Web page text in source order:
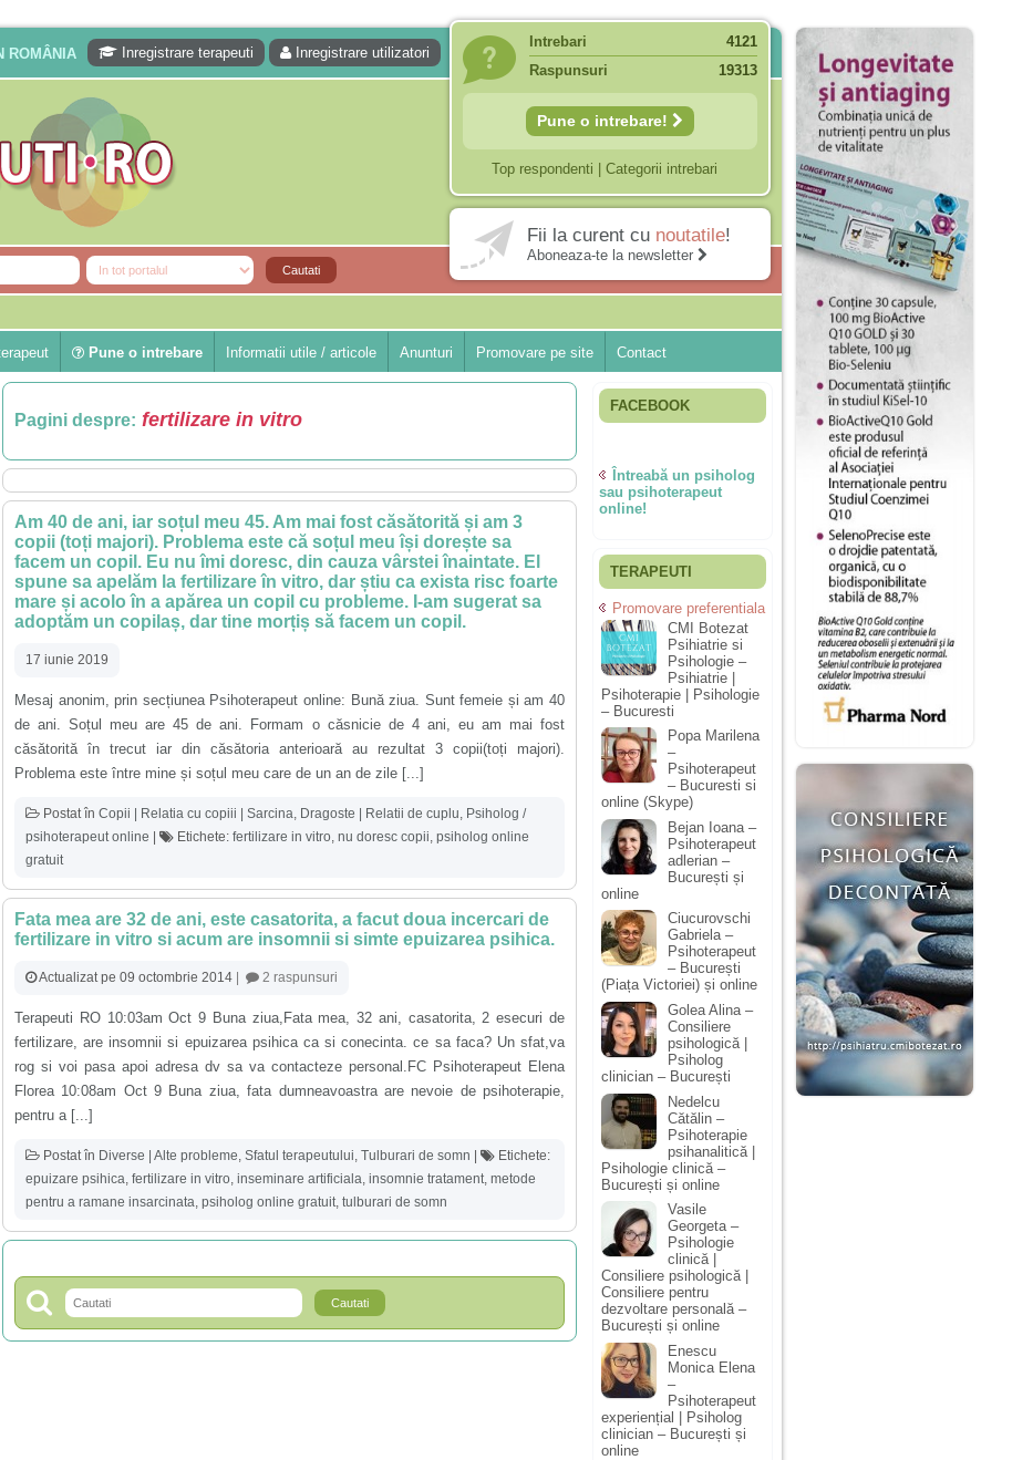
ROMÂNIA Inregistrare terapeuti Inregistrare utilizatori
Intrebari
4121
Raspunsuri
19313
Pune o intrebare!
Top respondenti Categorii intrebari
Fii la curent cu noutatile!
Aboneaza-te la newsletter
Pune o intrebare Informatii utile / articole Anunturi Promovare pe site Contact
Pagini despre: fertilizare in vitro
Am 40 de ani, iar soțul meu 45. Am mai fost căsătorită și am 3
copii (toți majori). Problema este că soțul meu își dorește sa
facem un copil. Eu nu îmi doresc, din cauza vârstei înaintate. El
spune sa apelăm la fertilizare în vitro, dar știu ca exista risc foarte
mare și acolo în a apărea un copil cu probleme. I-am sugerat sa
adoptăm un copilaș, dar tine morțiș să facem un copil.
17 iunie 2019
Mesaj anonim, prin secțiunea Psihoterapeut online: Bună ziua. Sunt femeie și am 40
de ani. Soțul meu are 45 de ani. Formam o căsnicie de 4 ani, eu am mai fost
căsătorită în trecut iar din căsătoria anterioară au rezultat 3 copii(toți majori).
Problema este între mine și soțul meu care de un an de zile [...]
Postat în Copii | Relatia cu copiii | Sarcina Dragoste | Relatii de cuplu Psiholog /
psihoterapeut online | Etichete: fertilizare in vitro nu doresc copii psiholog online
gratuit
Fata mea are 32 de ani, este casatorita, a facut doua incercari de
fertilizare in vitro si acum are insomnii si simte epuizarea psihica.
Actualizat pe 09 octombrie 2014 | 2 raspunsuri
Terapeuti RO 10:03am Oct 9 Buna ziua,Fata mea, 32 ani, casatorita, 2 esecuri de
fertilizare, are insomnii si epuizarea psihica ca si conecinta. ce sa faca? Un sfat,va
rog si voi pasa apoi adresa dv sa va contacteze personal.FC Psihoterapeut Elena
Florea 10:08am Oct 9 Buna ziua, fata dumneavoastra are nevoie de psihoterapie,
pentru a [...]
Postat în Diverse | Alte probleme Sfatul terapeutului Tulburari de somn |
Etichete:
epuizare psihica fertilizare in vitro inseminare artificiala insomnie tratament metode
pentru a ramane insarcinata psiholog online gratuit tulburari de somn
FACEBOOK
Întreabă un psiholog
sau psihoterapeut
online!
TERAPEUTI
Promovare preferentiala
CMI Botezat
Psihiatrie si
Psihologie –
Psihiatrie |
Psihoterapie | Psihologie
– Bucuresti
Popa Marilena
–
Psihoterapeut
– Bucuresti si
online (Skype)
Bejan Ioana –
Psihoterapeut
adlerian –
București și
online
Ciucurovschi
Gabriela –
Psihoterapeut
– București
(Piața Victoriei) și online
Golea Alina –
Consiliere
psihologică |
Psiholog
clinician – București
Nedelcu
Cătălin –
Psihoterapie
psihanalitică |
Psihologie clinică –
București și online
Vasile
Georgeta –
Psihologie
clinică |
Consiliere psihologică |
Consiliere pentru
dezvoltare personală –
București și online
Enescu
Monica Elena
–
Psihoterapeut
experiențial | Psiholog
clinician – București și
online